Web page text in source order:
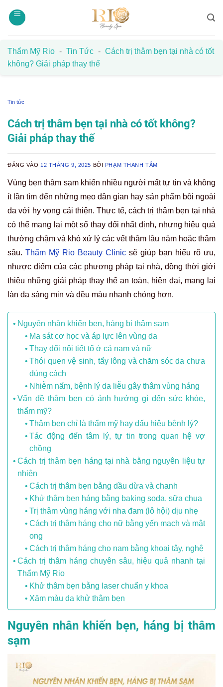
qua
Thẩm Mỹ Rio - Tin Tức - Cách trị thâm bẹn tại nhà có tốt
không? Giải pháp thay thế
Tin tức
Cách trị thâm bẹn tại nhà có tốt không?
Giải pháp thay thế
ĐĂNG VÀO 12 THÁNG 9, 2025 BỞI PHẠM THANH TÂM
Vùng bẹn thâm sạm khiến nhiều người mất tự tin và không
ít lần tìm đến những mẹo dân gian hay sản phẩm bôi ngoài
da với hy vọng cải thiện. Thực tế, cách trị thâm bẹn tại nhà
có thể mang lại một số thay đổi nhất định, nhưng hiệu quả
thường chậm và khó xử lý các vết thâm lâu năm hoặc thâm
sâu. Thẩm Mỹ Rio Beauty Clinic sẽ giúp bạn hiểu rõ ưu,
nhược điểm của các phương pháp tại nhà, đồng thời giới
thiệu những giải pháp thay thế an toàn, hiện đại, mang lại
làn da sáng mịn và đều màu nhanh chóng hơn.
Nguyên nhân khiến bẹn, háng bị thâm sạm
Ma sát cơ học và áp lực lên vùng da
Thay đổi nội tiết tố ở cả nam và nữ
Thói quen vệ sinh, tẩy lông và chăm sóc da chưa
đúng cách
Nhiễm nấm, bệnh lý da liễu gây thâm vùng háng
Vấn đề thâm bẹn có ảnh hưởng gì đến sức khỏe,
thẩm mỹ?
Thâm bẹn chỉ là thẩm mỹ hay dấu hiệu bệnh lý?
Tác động đến tâm lý, tự tin trong quan hệ vợ
chồng
Cách trị thâm bẹn háng tại nhà bằng nguyên liệu tự
nhiên
Cách trị thâm bẹn bằng dầu dừa và chanh
Khử thâm bẹn háng bằng baking soda, sữa chua
Trị thâm vùng háng với nha đam (lô hội) dịu nhẹ
Cách trị thâm háng cho nữ bằng yến mạch và mật
ong
Cách trị thâm háng cho nam bằng khoai tây, nghệ
Cách trị thâm háng chuyên sâu, hiệu quả nhanh tại
Thẩm Mỹ Rio
Khử thâm bẹn bằng laser chuẩn y khoa
Xăm màu da khử thâm bẹn
Nguyên nhân khiến bẹn, háng bị thâm
sạm